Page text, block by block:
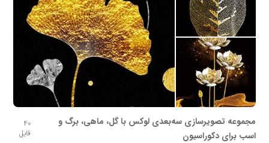
مجموعه تصویرسازی سه‌بعدی لوکس با گل، ماهی، برگ و
اسب برای دکوراسیون
40
فایل